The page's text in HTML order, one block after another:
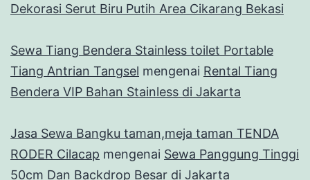
Dekorasi Serut Biru Putih Area Cikarang Bekasi
Sewa Tiang Bendera Stainless toilet Portable
Tiang Antrian Tangsel mengenai Rental Tiang
Bendera VIP Bahan Stainless di Jakarta
Jasa Sewa Bangku taman,meja taman TENDA
RODER Cilacap mengenai Sewa Panggung Tinggi
50cm Dan Backdrop Besar di Jakarta